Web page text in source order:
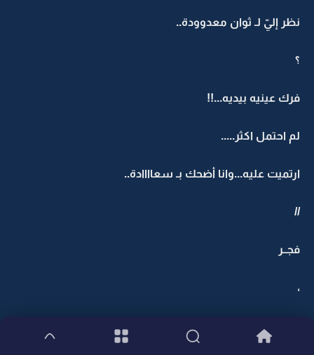
نظر إليّ لـ ثوان معدوودة..
؟
فرك عينيه بيديه...!!
لم احتمل اكثر.....
ارتميت عليه...وانا أضحك بـ سعاااادة..
//
فجــر
،